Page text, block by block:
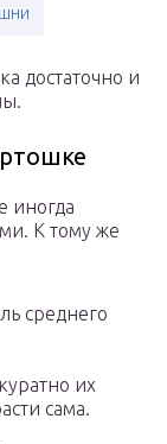
достаточно и
иногда
К тому же
среднего
их
сама.